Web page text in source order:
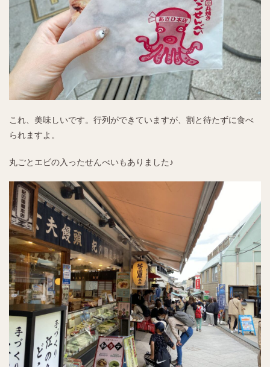
これ、美味しいです。行列ができていますが、割と待たずに食べ
られますよ。
丸ごとエビの入ったせんべいもありました♪